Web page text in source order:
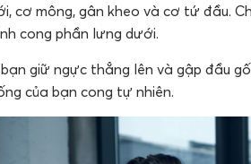
cơ mông, gân kheo và cơ tứ đầu.
cong phần lưng dưới.
giữ ngực thẳng lên và gập đầu
của bạn cong tự nhiên.